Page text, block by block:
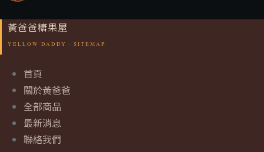
黃爸爸糖果屋
首頁
關於黃爸爸
全部商品
最新消息
聯絡我們